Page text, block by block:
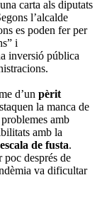
carta als diputats
l’alcalde
es poden fer per
i
inversió pública
d’un pèrit
la manca de
amb
amb la
escala de fusta.
poc després de
va dificultar